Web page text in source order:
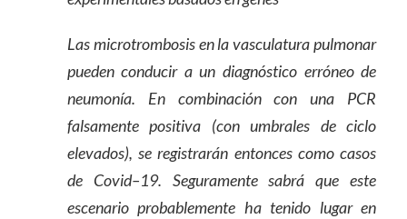
Las microtrombosis en la vasculatura pulmonar
pueden conducir a un diagnóstico erróneo de
neumonía. En combinación con una PCR
falsamente positiva (con umbrales de ciclo
elevados), se registrarán entonces como casos
de Covid–19. Seguramente sabrá que este
escenario probablemente ha tenido lugar en